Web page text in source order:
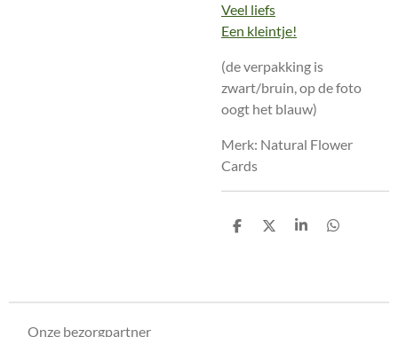
Veel liefs
Een kleintje!
(de verpakking is
zwart/bruin, op de foto
oogt het blauw)
Merk: Natural Flower
Cards
D
D
S
D
Onze bezorgpartner